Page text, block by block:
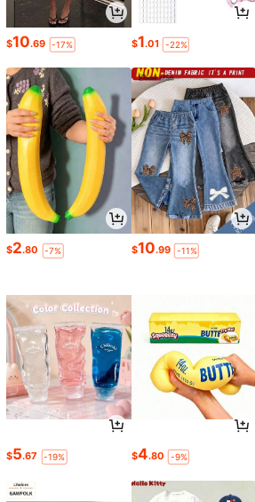
$10.69 -17% $1.01 -22%
$2.80 -7% $10.99 -11%
$5.67 -19% $4.80 -9%